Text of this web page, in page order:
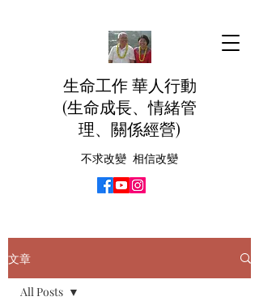
生命工作 華人行動
(生命成長、情緒管
理、關係經營)
不求改變 相信改變
文章
All Posts